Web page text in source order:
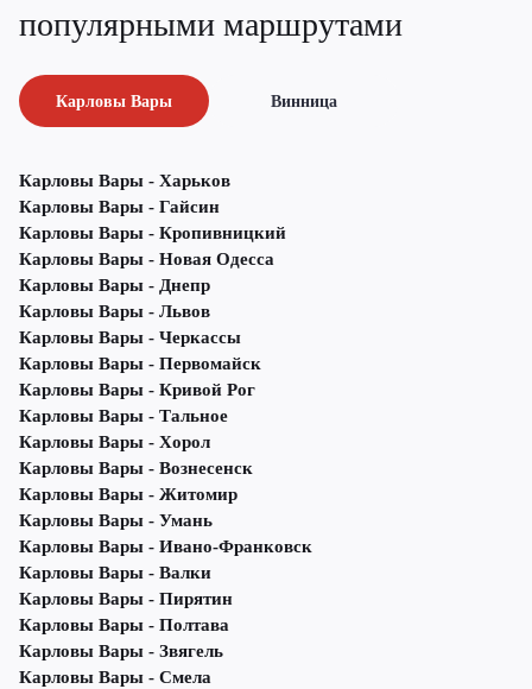
популярными маршрутами
Карловы Вары Винница
Карловы Вары - Харьков
Карловы Вары - Гайсин
Карловы Вары - Кропивницкий
Карловы Вары - Новая Одесса
Карловы Вары - Днепр
Карловы Вары - Львов
Карловы Вары - Черкассы
Карловы Вары - Первомайск
Карловы Вары - Кривой Рог
Карловы Вары - Тальное
Карловы Вары - Хорол
Карловы Вары - Вознесенск
Карловы Вары - Житомир
Карловы Вары - Умань
Карловы Вары - Ивано-Франковск
Карловы Вары - Валки
Карловы Вары - Пирятин
Карловы Вары - Полтава
Карловы Вары - Звягель
Карловы Вары - Смела